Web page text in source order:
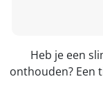
Heb je een
onthouden? Een